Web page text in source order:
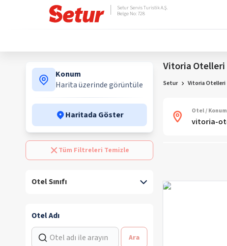
Setur Servis Turistik A.Ş.
Belge No: 728
Konum
Harita üzerinde görüntüle
Haritada Göster
Tüm Filtreleri Temizle
Otel Sınıfı
Otel Adı
Ara
Vitoria Otelleri
Setur Vitoria Otelleri
Otel / Konum